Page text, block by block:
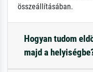
összeállításában.
Hogyan tudom
majd a